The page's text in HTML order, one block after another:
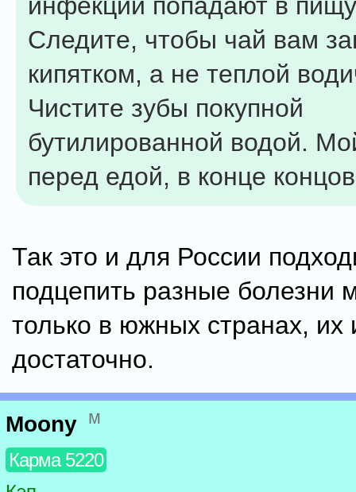
Следите, чтобы чай вам
кипятком, а не теплой
Чистите зубы покупной
бутилированной водой.
перед едой, в конце
Так это и для России
подцепить разные болезни
только в южных странах, их
достаточно.
Moony м
Карма 5220